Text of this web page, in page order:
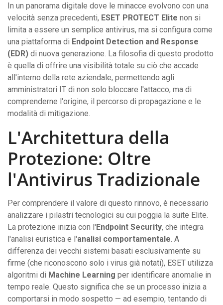
In un panorama digitale dove le minacce evolvono con una
velocità senza precedenti, ESET PROTECT Elite non si
limita a essere un semplice antivirus, ma si configura come
una piattaforma di Endpoint Detection and Response
(EDR) di nuova generazione. La filosofia di questo prodotto
è quella di offrire una visibilità totale su ciò che accade
all'interno della rete aziendale, permettendo agli
amministratori IT di non solo bloccare l'attacco, ma di
comprenderne l'origine, il percorso di propagazione e le
modalità di mitigazione.
L'Architettura della
Protezione: Oltre
l'Antivirus Tradizionale
Per comprendere il valore di questo rinnovo, è necessario
analizzare i pilastri tecnologici su cui poggia la suite Elite.
La protezione inizia con l'Endpoint Security, che integra
l'analisi euristica e l'analisi comportamentale. A
differenza dei vecchi sistemi basati esclusivamente su
firme (che riconoscono solo i virus già notati), ESET utilizza
algoritmi di Machine Learning per identificare anomalie in
tempo reale. Questo significa che se un processo inizia a
comportarsi in modo sospetto — ad esempio, tentando di